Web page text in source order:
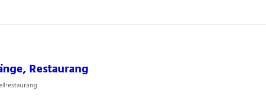
Restaurang